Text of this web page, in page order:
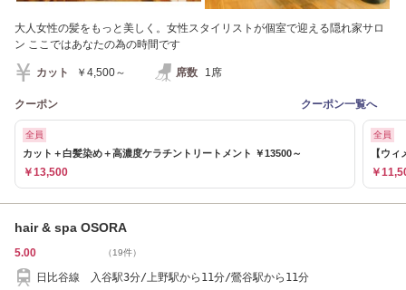
大人女性の髪をもっと美しく。女性スタイリストが個室で迎える隠れ家サロ
ン ここではあなたの為の時間です
カット ￥4,500～ 席数 1席
クーポン クーポン一覧へ
全員
カット＋白髪染め＋高濃度ケラチントリートメント ￥13500～
￥13,500
全員
【ウ
￥
hair & spa OSORA
5.00 （19件）
日比谷線 入谷駅3分/上野駅から11分/鶯谷駅から11分